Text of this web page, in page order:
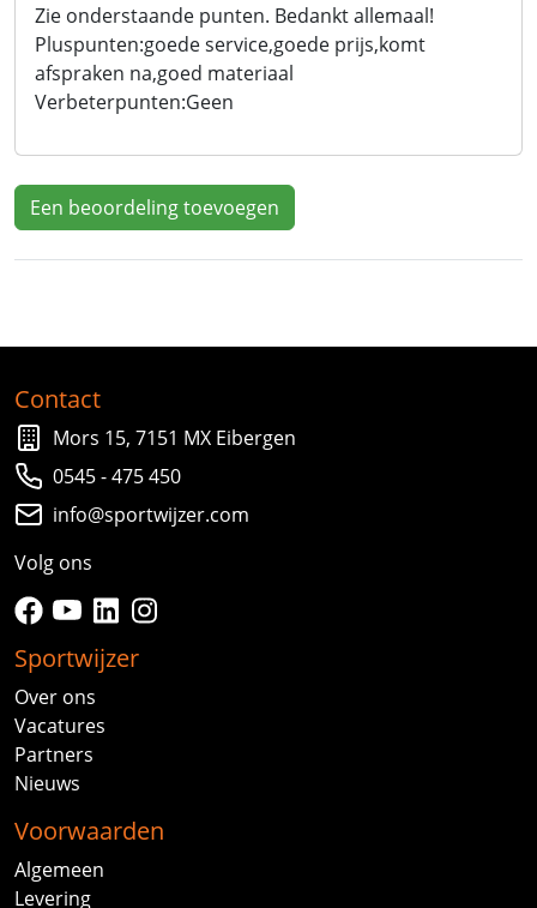
Zie onderstaande punten. Bedankt allemaal!
Pluspunten:goede service,goede prijs,komt
afspraken na,goed materiaal
Verbeterpunten:Geen
Een beoordeling toevoegen
Contact
Mors 15, 7151 MX Eibergen
0545 - 475 450
info@sportwijzer.com
Volg ons
facebook
youtubelinkedininstagram
Sportwijzer
Over ons
Vacatures
Partners
Nieuws
Voorwaarden
Algemeen
Levering